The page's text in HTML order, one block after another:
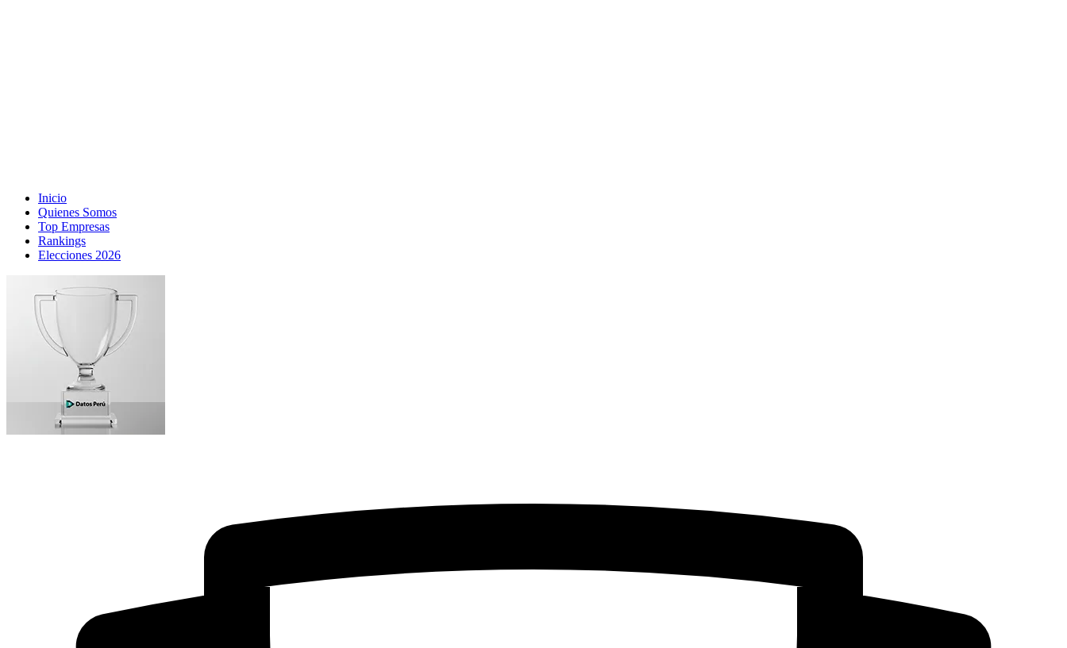
Inicio
Quienes Somos
Top Empresas
Rankings
Elecciones 2026